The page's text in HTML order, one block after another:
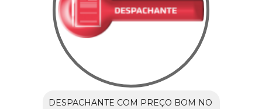
DESPACHANTE COM PREÇO BOM NO